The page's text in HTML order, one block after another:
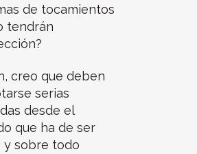
de tocamientos
tendrán
creo que deben
serias
desde el
que ha de ser
y sobre todo